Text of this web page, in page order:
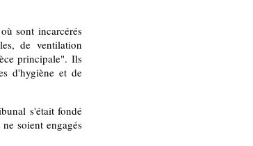
sont incarcérés
de ventilation
principale". Ils
d'hygiène et de
s'était fondé
soient engagés